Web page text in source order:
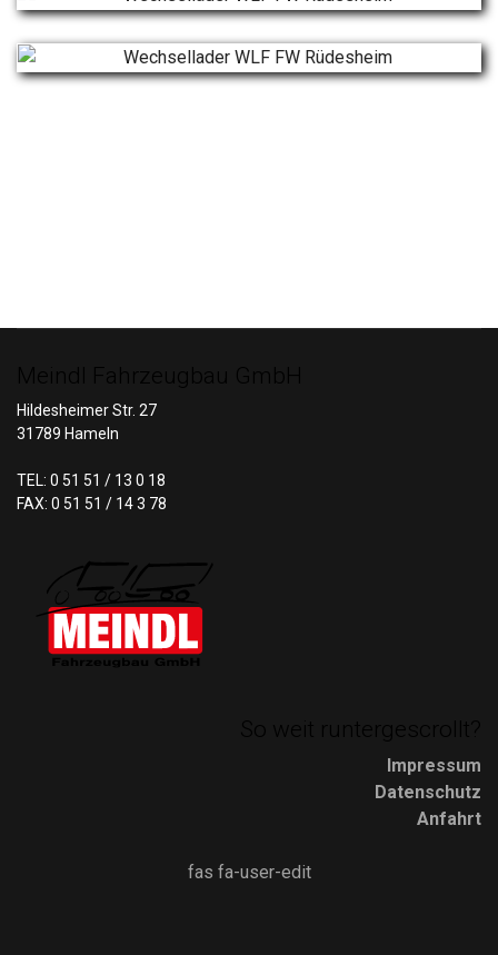
Hildesheimer Str. 27
31789 Hameln
TEL: 0 51 51 / 13 0 18
FAX: 0 51 51 / 14 3 78
Impressum
Datenschutz
Anfahrt
fas fa-user-edit